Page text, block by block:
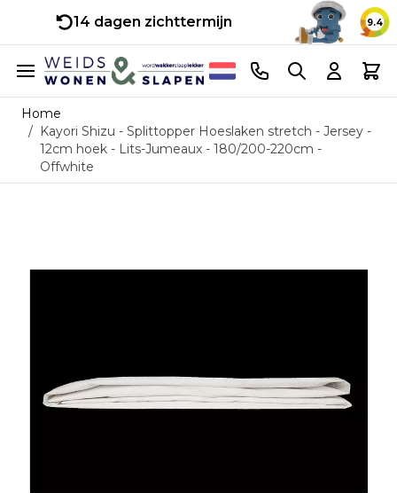
14 dagen zichttermijn 9.4
Ga naar de inhoud
Telefoonnummer
Search Cart
Home
/ Kayori Shizu - Splittopper Hoeslaken stretch - Jersey -
12cm hoek - Lits-Jumeaux - 180/200-220cm -
Offwhite